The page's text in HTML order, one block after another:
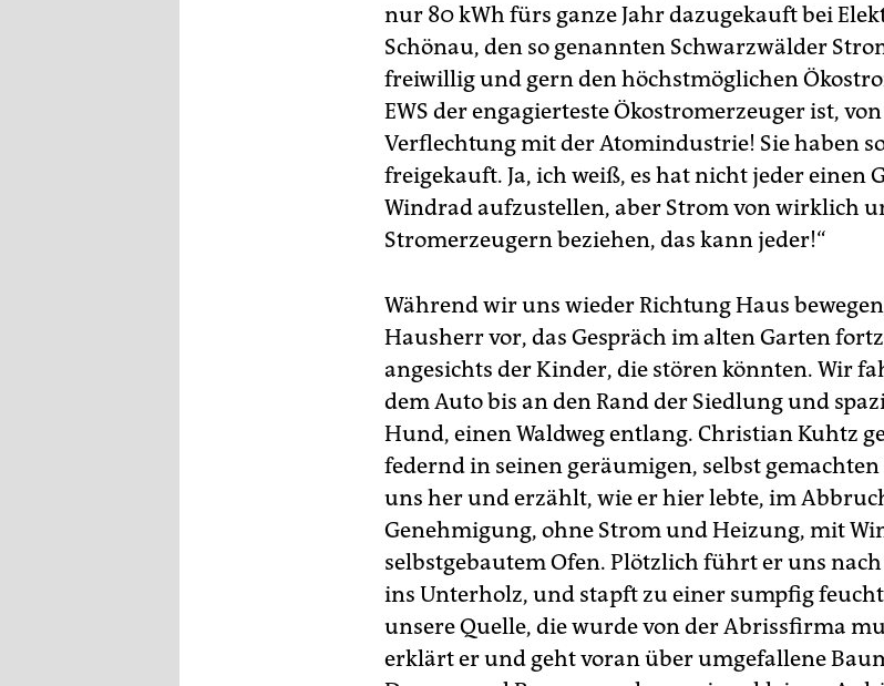
nur 80 kWh fürs ganze Jahr dazugekauft bei
Schönau, den so genannten Schwarzwälder
freiwillig und gern den höchstmöglichen
EWS der engagierteste Ökostromerzeuger ist,
Verflechtung mit der Atomindustrie! Sie haben
freigekauft. Ja, ich weiß, es hat nicht jeder einen
Windrad aufzustellen, aber Strom von wirklich
Stromerzeugern beziehen, das kann jeder!“
Während wir uns wieder Richtung Haus
Hausherr vor, das Gespräch im alten Garten
angesichts der Kinder, die stören könnten. Wir
dem Auto bis an den Rand der Siedlung und
Hund, einen Waldweg entlang. Christian Kuhtz
federnd in seinen geräumigen, selbst
uns her und erzählt, wie er hier lebte, im
Genehmigung, ohne Strom und Heizung, mit
selbstgebautem Ofen. Plötzlich führt er uns
ins Unterholz, und stapft zu einer sumpfig
unsere Quelle, die wurde von der Abrissfirma
erklärt er und geht voran über umgefallene